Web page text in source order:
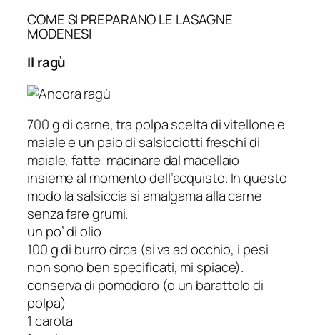
COME SI PREPARANO LE LASAGNE
MODENESI
Il ragù
700 g di carne, tra polpa scelta di vitellone e
maiale e un paio di salsicciotti freschi di
maiale, fatte macinare dal macellaio
insieme al momento dell’acquisto. In questo
modo la salsiccia si amalgama alla carne
senza fare grumi.
un po’ di olio
100 g di burro circa (si va ad occhio, i pesi
non sono ben specificati, mi spiace).
conserva di pomodoro (o un barattolo di
polpa)
1 carota